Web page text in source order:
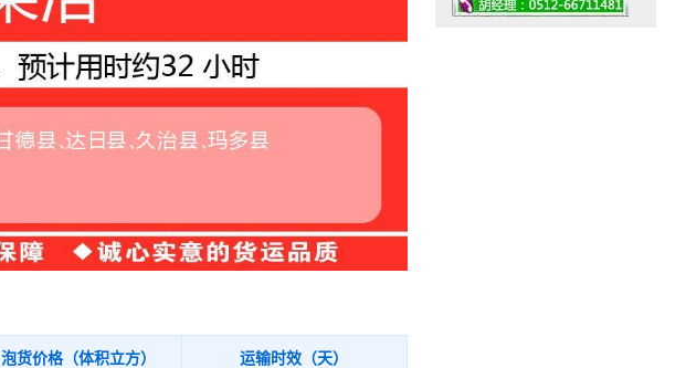
泡货价格（体积立方） 运输时效（天）